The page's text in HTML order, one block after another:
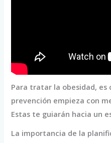
Para tratar la obesidad, es
prevención empieza con
Estas te guiarán hacia un
La importancia de la